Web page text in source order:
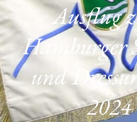
Ausflug
Hamburger
und
2024